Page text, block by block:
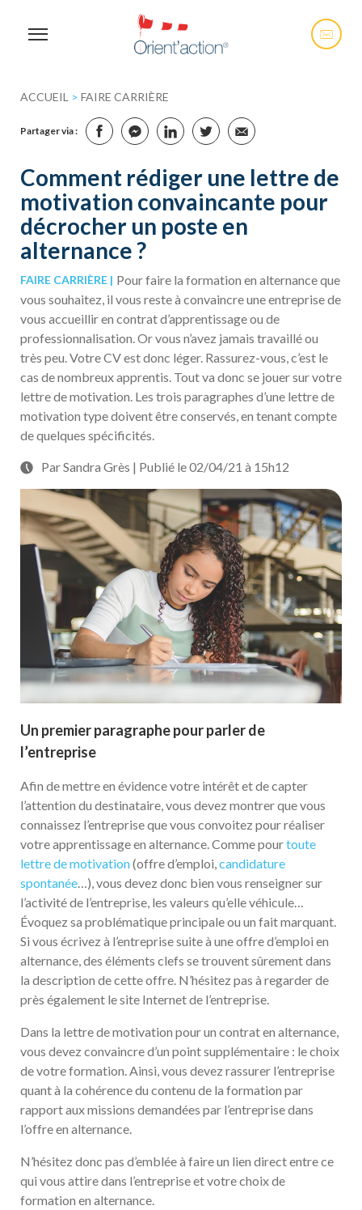
ACCUEIL > FAIRE CARRIÈRE
Partager via :
Comment rédiger une lettre de
motivation convaincante pour
décrocher un poste en
alternance ?
FAIRE CARRIÈRE
Pour faire la formation en alternance que
vous souhaitez, il vous reste à convaincre une entreprise de
vous accueillir en contrat d’apprentissage ou de
professionnalisation. Or vous n’avez jamais travaillé ou
très peu. Votre CV est donc léger. Rassurez-vous, c’est le
cas de nombreux apprentis. Tout va donc se jouer sur votre
lettre de motivation. Les trois paragraphes d’une lettre de
motivation type doivent être conservés, en tenant compte
de quelques spécificités.
Par Sandra Grès | Publié le 02/04/21 à 15h12
Un premier paragraphe pour parler de
l’entreprise
Afin de mettre en évidence votre intérêt et de capter
l’attention du destinataire, vous devez montrer que vous
connaissez l’entreprise que vous convoitez pour réaliser
votre apprentissage en alternance. Comme pourtoute
lettre de motivation(offre d’emploi,candidature
spontanée…), vous devez donc bien vous renseigner sur
l’activité de l’entreprise, les valeurs qu’elle véhicule…
Évoquez sa problématique principale ou un fait marquant.
Si vous écrivez à l’entreprise suite à une offre d’emploi en
alternance, des éléments clefs se trouvent sûrement dans
la description de cette offre. N’hésitez pas à regarder de
près également le site Internet de l’entreprise.
Dans la lettre de motivation pour un contrat en alternance,
vous devez convaincre d’un point supplémentaire : le choix
de votre formation. Ainsi, vous devez rassurer l’entreprise
quant à la cohérence du contenu de la formation par
rapport aux missions demandées par l’entreprise dans
l’offre en alternance.
N’hésitez donc pas d’emblée à faire un lien direct entre ce
qui vous attire dans l’entreprise et votre choix de
formation en alternance.